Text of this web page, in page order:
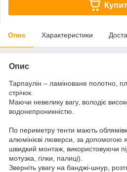
Опис Характеристики
Опис
Тарпаулін – ламіноване полотно,
стрічок.
Маючи невелику вагу, володіє
водонепроникністю.
По периметру тенти мають
алюмінієві люверси, за допомогою
швидкий монтаж, використовуючи
мотузка, гілки, палиці).
Зверніть увагу на банджі-шнур,